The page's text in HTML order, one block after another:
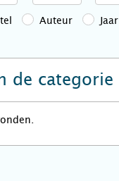
Auteur Jaar
de categorie